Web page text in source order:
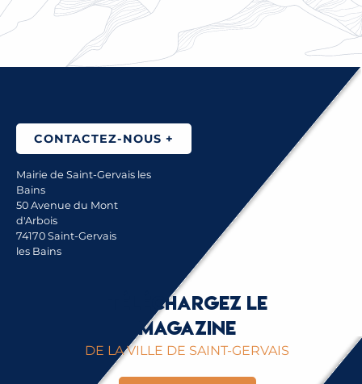
BRUTALE DU MAIRE DE PASSY
CONTACTEZ-NOUS +
Mairie de Saint-Gervais les
Bains
50 Avenue du Mont
d'Arbois
74170 Saint-Gervais
les Bains
Téléchargez le
magazine
DE LA VILLE DE SAINT-GERVAIS